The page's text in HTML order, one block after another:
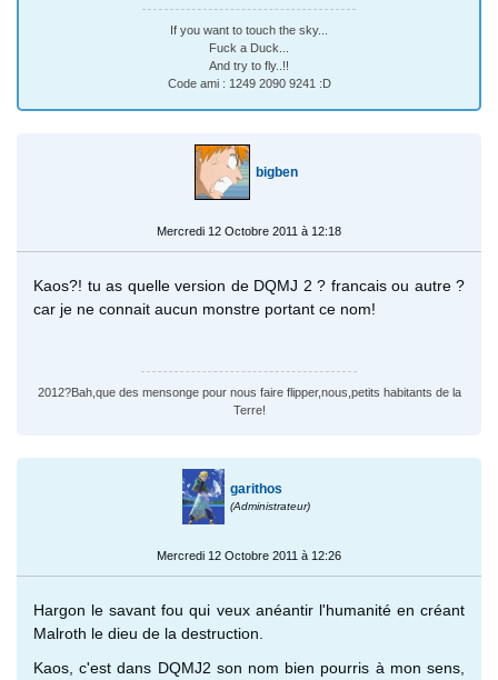
If you want to touch the sky...
Fuck a Duck...
And try to fly..!!
Code ami : 1249 2090 9241 :D
bigben
Mercredi 12 Octobre 2011 à 12:18
Kaos?! tu as quelle version de DQMJ 2 ? francais ou autre ?
car je ne connait aucun monstre portant ce nom!
2012?Bah,que des mensonge pour nous faire flipper,nous,petits habitants de la
Terre!
garithos
(Administrateur)
Mercredi 12 Octobre 2011 à 12:26
Hargon le savant fou qui veux anéantir l'humanité en créant
Malroth le dieu de la destruction.
Kaos, c'est dans DQMJ2 son nom bien pourris à mon sens,